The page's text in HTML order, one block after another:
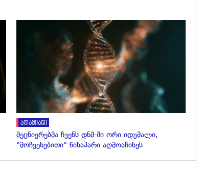
ადამიანი
მეცნიერებმა ჩვენს დნმ-ში ორი იდუმალი,
"მოჩვენებითი" წინაპარი აღმოაჩინეს